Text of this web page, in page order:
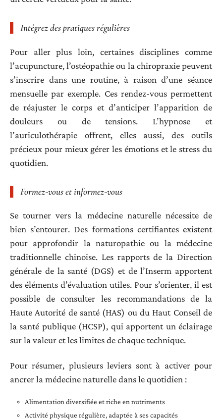
Intégrez des pratiques régulières
Pour aller plus loin, certaines disciplines comme
l’acupuncture, l’ostéopathie ou la chiropraxie peuvent
s’inscrire dans une routine, à raison d’une séance
mensuelle par exemple. Ces rendez-vous permettent
de réajuster le corps et d’anticiper l’apparition de
douleurs ou de tensions. L’hypnose et
l’auriculothérapie offrent, elles aussi, des outils
précieux pour mieux gérer les émotions et le stress du
quotidien.
Formez-vous et informez-vous
Se tourner vers la médecine naturelle nécessite de
bien s’entourer. Des formations certifiantes existent
pour approfondir la naturopathie ou la médecine
traditionnelle chinoise. Les rapports de la Direction
générale de la santé (DGS) et de l’Inserm apportent
des éléments d’évaluation utiles. Pour s’orienter, il est
possible de consulter les recommandations de la
Haute Autorité de santé (HAS) ou du Haut Conseil de
la santé publique (HCSP), qui apportent un éclairage
sur la valeur et les limites de chaque technique.
Pour résumer, plusieurs leviers sont à activer pour
ancrer la médecine naturelle dans le quotidien :
Alimentation diversifiée et riche en nutriments
Activité physique régulière, adaptée à ses capacités